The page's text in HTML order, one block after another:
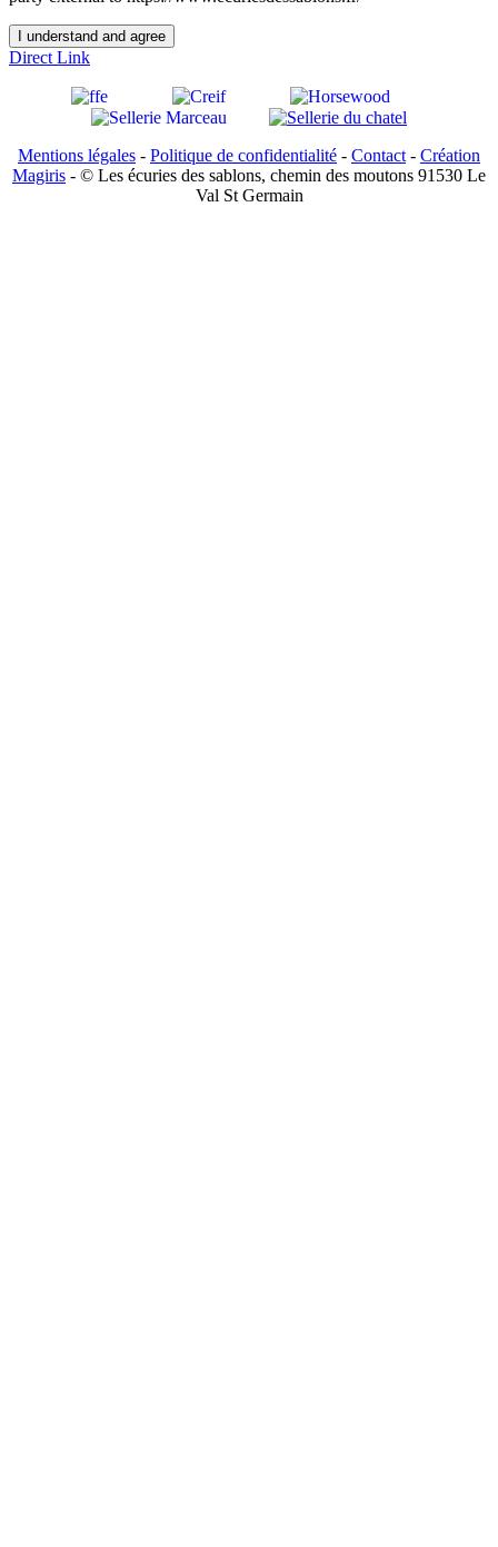
I understand and agree
Direct Link
Mentions légales - Politique de confidentialité - Contact - Création
Magiris - © Les écuries des sablons, chemin des moutons 91530 Le
Val St Germain